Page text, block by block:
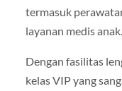
termasuk
layanan medis anak.
Dengan fasilitas
kelas VIP yang